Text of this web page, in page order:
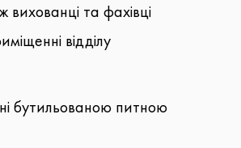
та фахівці
відділу
бутильованою питною